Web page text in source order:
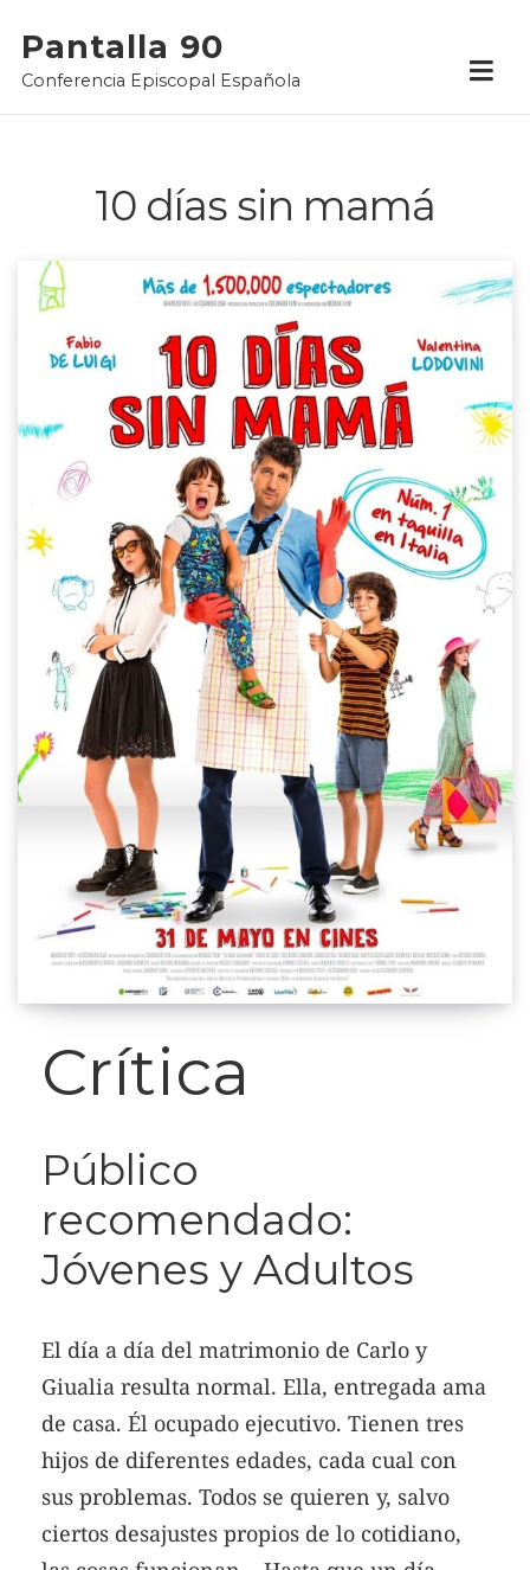
content
Pantalla 90
Conferencia Episcopal Española
10 días sin mamá
Crítica
Público
recomendado:
Jóvenes y Adultos
El día a día del matrimonio de Carlo y
Giualia resulta normal. Ella, entregada ama
de casa. Él ocupado ejecutivo. Tienen tres
hijos de diferentes edades, cada cual con
sus problemas. Todos se quieren y, salvo
ciertos desajustes propios de lo cotidiano,